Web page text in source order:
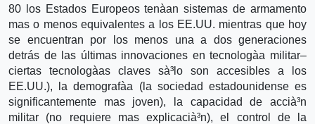
80 los Estados Europeos tenà­an sistemas de armamento
mas o menos equivalentes a los EE.UU. mientras que hoy
se encuentran por los menos una a dos generaciones
detrás de las últimas innovaciones en tecnologà­a militar–
ciertas tecnologà­as claves sà³lo son accesibles a los
EE.UU.), la demografà­a (la sociedad estadounidense es
significantemente mas joven), la capacidad de accià³n
militar (no requiere mas explicacià³n), el control de la